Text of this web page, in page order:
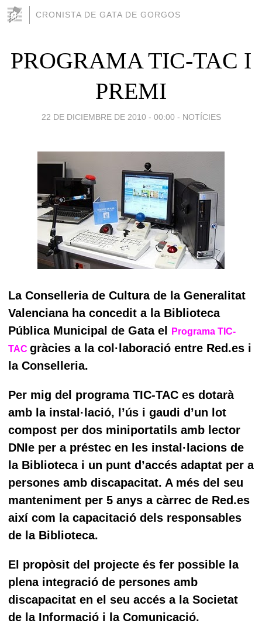
CRONISTA DE GATA DE GORGOS
PROGRAMA TIC-TAC I
PREMI
22 DE DICIEMBRE DE 2010 - 00:00 - NOTÍCIES
La Conselleria de Cultura de la Generalitat
Valenciana ha concedit a la Biblioteca
Pública Municipal de Gata el
Programa TIC-
TAC gràcies a la col·laboració entre Red.es i
la Conselleria.
Per mig del programa TIC-TAC es dotarà
amb la instal·lació, l’ús i gaudi d’un lot
compost per dos miniportatils amb lector
DNIe per a préstec en les instal·lacions de
la Biblioteca i un punt d’accés adaptat per a
persones amb discapacitat. A més del seu
manteniment per 5 anys a càrrec de Red.es
així com la capacitació dels responsables
de la Biblioteca.
El propòsit del projecte és fer possible la
plena integració de persones amb
discapacitat en el seu accés a la Societat
de la Informació i la Comunicació.